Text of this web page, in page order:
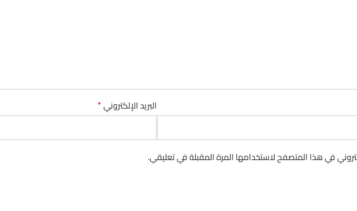
البريد الإلكتروني*
في هذا المتصفح لاستخدامها المرة المقبلة في تعليقي.